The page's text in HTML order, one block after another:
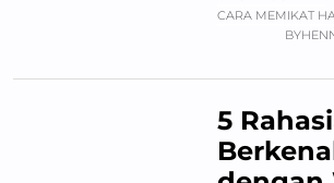
CARA MEMIKAT
BY
5